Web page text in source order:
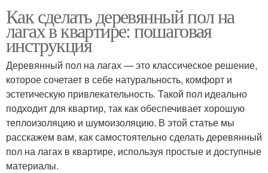
Доски при ходьбе Доска на лаги
Укладки на лаги
Лаги для половой
доски
Доски для комнаты
Как сделать деревянный пол на
лагах в квартире: пошаговая
инструкция
Деревянный пол на лагах — это классическое решение,
которое сочетает в себе натуральность, комфорт и
эстетическую привлекательность. Такой пол идеально
подходит для квартир, так как обеспечивает хорошую
теплоизоляцию и шумоизоляцию. В этой статье мы
расскажем вам, как самостоятельно сделать деревянный
пол на лагах в квартире, используя простые и доступные
материалы.